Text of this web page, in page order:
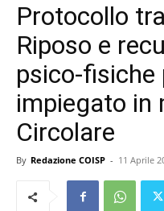
Protocollo
Riposo e
psico-fisiche
impiegato in
Circolare
By Redazione COISP - 11 Aprile